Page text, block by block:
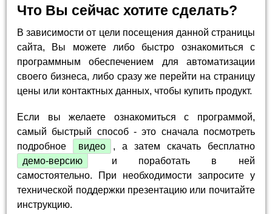
Что Вы сейчас хотите сделать?
В зависимости от цели посещения данной страницы
сайта, Вы можете либо быстро ознакомиться с
программным обеспечением для автоматизации
своего бизнеса, либо сразу же перейти на страницу
цены или контактных данных, чтобы купить продукт.
Если вы желаете ознакомиться с программой,
самый быстрый способ - это сначала посмотреть
подробное
видео
, а затем скачать бесплатно
демо-версию
и поработать в ней
самостоятельно. При необходимости запросите у
технической поддержки презентацию или почитайте
инструкцию.